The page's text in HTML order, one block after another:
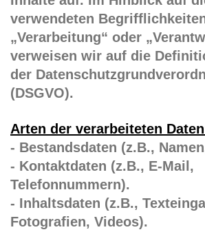
verwendeten
„Verarbeitung“ oder
verweisen wir auf die
der
(DSGVO).
Arten der verarbeiteten
- Bestandsdaten (z.B.,
- Kontaktdaten (z.B., E-Mail,
Telefonnummern).
- Inhaltsdaten (z.B.,
Fotografien, Videos).